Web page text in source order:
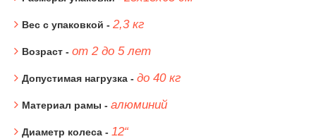
Вес с упаковкой - 2,3 кг
Возраст - от 2 до 5 лет
Допустимая нагрузка - до 40 кг
Материал рамы - алюминий
Диаметр колеса - 12“